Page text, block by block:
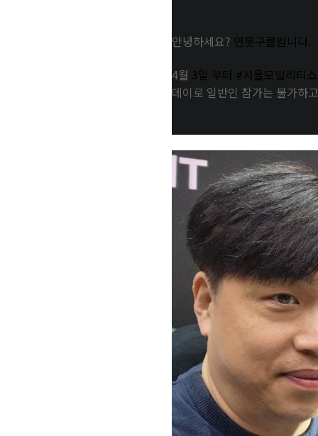
안녕하세요? 연못구름임니다.
4월 3일 부터 #서울모빌리티쇼
데이로 일반인 참가는 불가하